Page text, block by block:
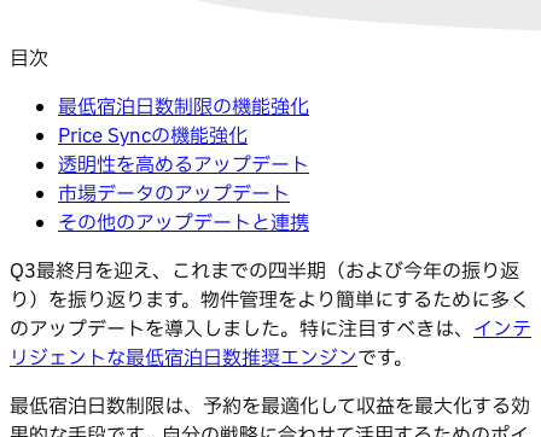
目次
最低宿泊日数制限の機能強化
Price Syncの機能強化
透明性を高めるアップデート
市場データのアップデート
その他のアップデートと連携
Q3最終月を迎え、これまでの四半期（および今年の振り返
り）を振り返ります。物件管理をより簡単にするために多く
のアップデートを導入しました。特に注目すべきは、 インテ
リジェントな最低宿泊日数推奨エンジンです。
最低宿泊日数制限は、予約を最適化して収益を最大化する効